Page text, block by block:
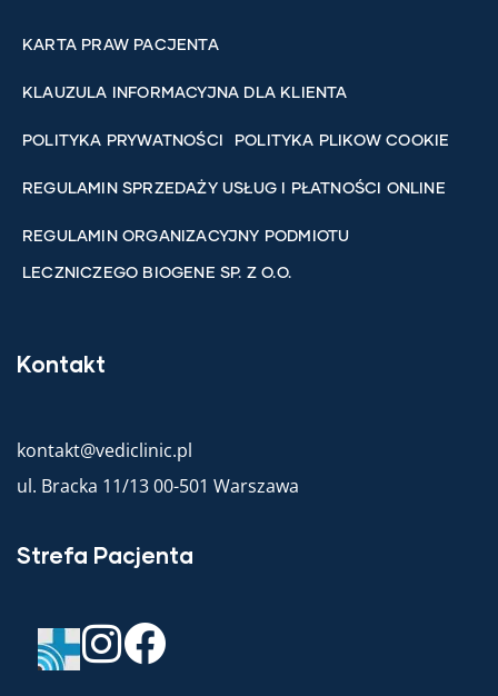
KARTA PRAW PACJENTA
KLAUZULA INFORMACYJNA DLA KLIENTA
POLITYKA PRYWATNOŚCI POLITYKA PLIKOW COOKIE
REGULAMIN SPRZEDAŻY USŁUG I PŁATNOŚCI ONLINE
REGULAMIN ORGANIZACYJNY PODMIOTU
LECZNICZEGO BIOGENE SP. Z O.O.
Kontakt
kontakt@vediclinic.pl
ul. Bracka 11/13 00-501 Warszawa
Strefa Pacjenta